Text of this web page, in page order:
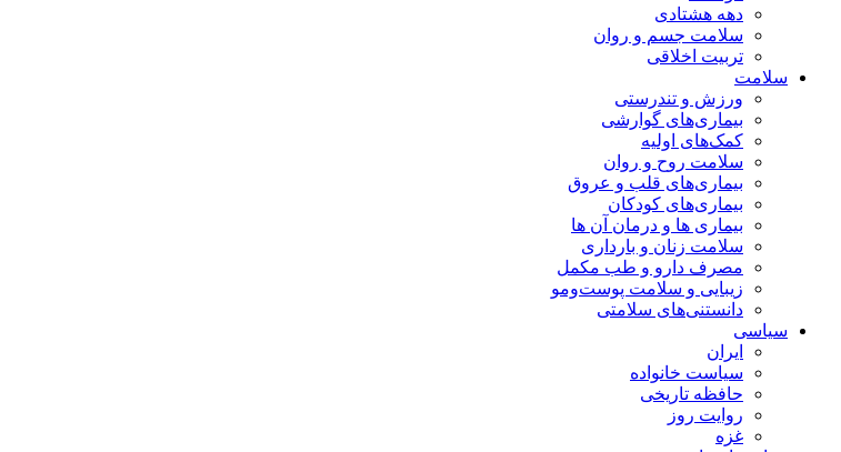
دهه هشتادی
سلامت جسم و روان
تربیت اخلاقی
سلامت
ورزش و تندرستی
بیماری‌های گوارشی
کمک‌های اولیه
سلامت روح و روان
بیماری‌های قلب و عروق
بیماری‌های کودکان
بیماری ها و درمان آن ها
سلامت زنان و بارداری
مصرف دارو و طب مکمل
زیبایی و سلامت پوست‌ومو
دانستنی‌های سلامتی
سیاسی
ایران
سیاست خانواده
حافظه تاریخی
روایت روز
غزه